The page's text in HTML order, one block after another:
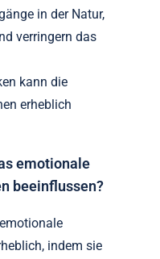
in der Natur,
verringern das
kann die
erheblich
emotionale
beeinflussen?
indem sie